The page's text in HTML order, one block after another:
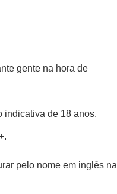
gente na hora de
indicativa de 18 anos.
pelo nome em inglês na